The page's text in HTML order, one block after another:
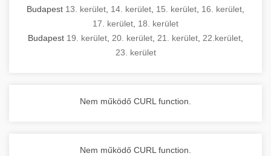
Budapest 13. kerület 14. kerület 15. kerület 16. kerület
17. kerület 18. kerület
Budapest 19. kerület 20. kerület 21. kerület 22.kerület
23. kerület
Nem működő CURL function.
Nem működő CURL function.